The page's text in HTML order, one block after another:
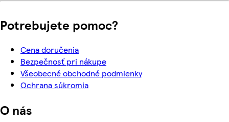
Potrebujete pomoc?
Cena doručenia
Bezpečnosť pri nákupe
Všeobecné obchodné podmienky
Ochrana súkromia
O nás